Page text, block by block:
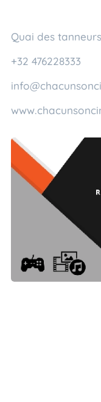
Quai des
+32 476228333